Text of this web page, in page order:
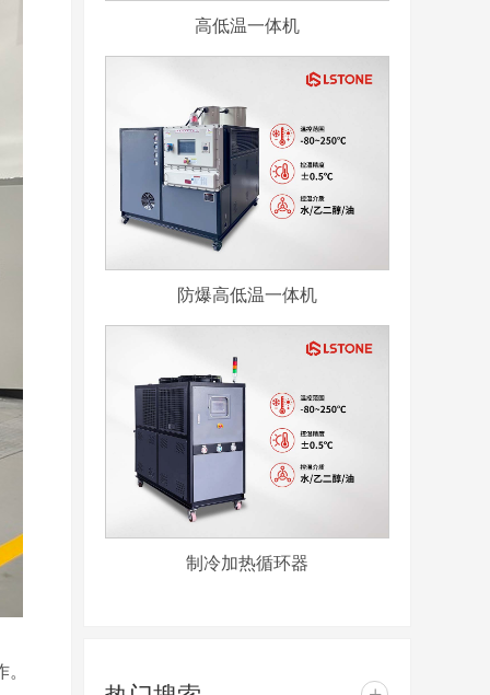
高低温一体机
防爆高低温一体机
制冷加热循环器